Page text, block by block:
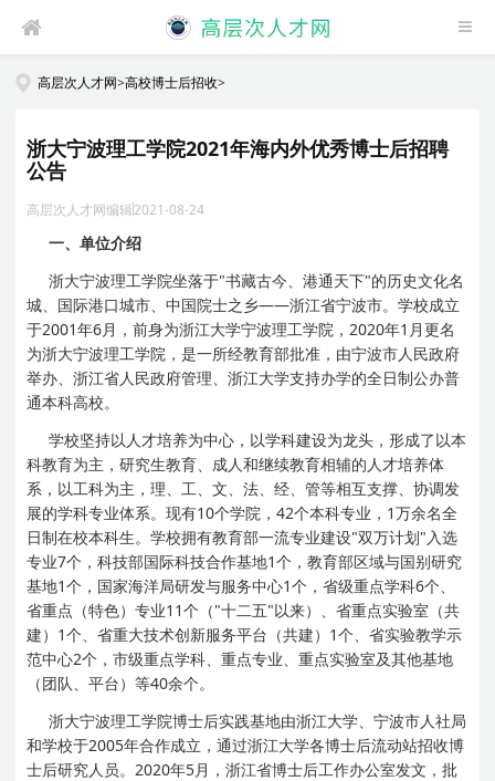
高层次人才网>高校博士后招收>
浙大宁波理工学院2021年海内外优秀博士后招聘
公告
高层次人才网编辑2021-08-24
一、单位介绍
浙大宁波理工学院坐落于"书藏古今、港通天下"的历史文化名
城、国际港口城市、中国院士之乡——浙江省宁波市。学校成立
于2001年6月，前身为浙江大学宁波理工学院，2020年1月更名
为浙大宁波理工学院，是一所经教育部批准，由宁波市人民政府
举办、浙江省人民政府管理、浙江大学支持办学的全日制公办普
通本科高校。
学校坚持以人才培养为中心，以学科建设为龙头，形成了以本
科教育为主，研究生教育、成人和继续教育相辅的人才培养体
系，以工科为主，理、工、文、法、经、管等相互支撑、协调发
展的学科专业体系。现有10个学院，42个本科专业，1万余名全
日制在校本科生。学校拥有教育部一流专业建设"双万计划"入选
专业7个，科技部国际科技合作基地1个，教育部区域与国别研究
基地1个，国家海洋局研发与服务中心1个，省级重点学科6个、
省重点（特色）专业11个（"十二五"以来）、省重点实验室（共
建）1个、省重大技术创新服务平台（共建）1个、省实验教学示
范中心2个，市级重点学科、重点专业、重点实验室及其他基地
（团队、平台）等40余个。
浙大宁波理工学院博士后实践基地由浙江大学、宁波市人社局
和学校于2005年合作成立，通过浙江大学各博士后流动站招收博
士后研究人员。2020年5月，浙江省博士后工作办公室发文，批